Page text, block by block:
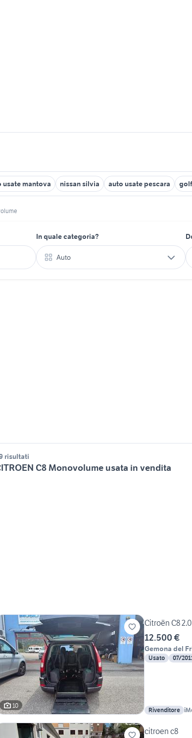
usate mantova nissan silvia auto usate pescara
In quale categoria?
Auto
risultati
C8 Monovolume usata in vendita
10
Citroën C8
12.500 €
Gemona del
Usato 07/
Rivenditore
citroen c8